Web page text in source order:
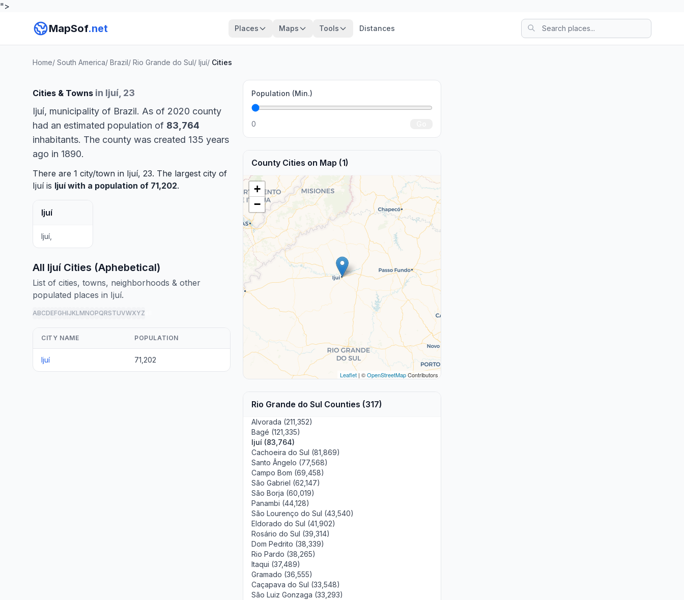
">
MapSof.net Places Maps Tools Distances
Home/ South America/ Brazil/ Rio Grande do Sul/ Ijuí/ Cities
Cities & Towns in Ijuí, 23
Ijuí, municipality of Brazil. As of 2020 county
had an estimated population of 83,764
inhabitants. The county was created 135 years
ago in 1890.
There are 1 city/town in Ijuí, 23. The largest city of
Ijuí is Ijuíwith a population of 71,202.
Ijuí
Ijuí,
All Ijuí Cities (Aphebetical)
List of cities, towns, neighborhoods & other
populated places in Ijuí.
ABCDEFGHIJKLMNOPQRSTUVWXYZ
CITY NAME POPULATION
Ijuí 71,202
Population (Min.)
0
County Cities on Map (1)
+
−
Leaflet| ©OpenStreetMapContributors
Rio Grande do Sul Counties (317)
Alvorada (211,352)
Bagé (121,335)
Ijuí (83,764)
Cachoeira do Sul (81,869)
Santo Ângelo (77,568)
Campo Bom (69,458)
São Gabriel (62,147)
São Borja (60,019)
Panambi (44,128)
São Lourenço do Sul (43,540)
Eldorado do Sul (41,902)
Rosário do Sul (39,314)
Dom Pedrito (38,339)
Rio Pardo (38,265)
Itaqui (37,489)
Gramado (36,555)
Caçapava do Sul (33,548)
São Luiz Gonzaga (33,293)